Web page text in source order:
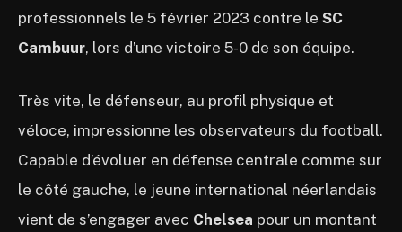
professionnels le 5 février 2023 contre le SC
Cambuur, lors d’une victoire 5-0 de son équipe.
Très vite, le défenseur, au profil physique et
véloce, impressionne les observateurs du football.
Capable d’évoluer en défense centrale comme sur
le côté gauche, le jeune international néerlandais
vient de s’engager avec Chelsea pour un montant